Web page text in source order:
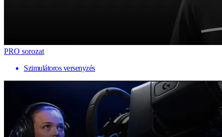
PRO sorozat
Szimulátoros versenyzés